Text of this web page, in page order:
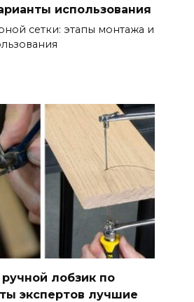
использования
сетки: этапы монтажа и
лобзик по
экспертов лучшие